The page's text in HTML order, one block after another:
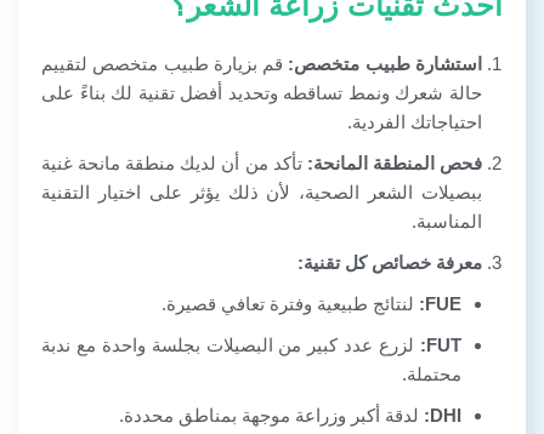
استشارة طبيب متخصص: قم بزيارة طبيب متخصص لتقييم
حالة شعرك ونمط تساقطه وتحديد أفضل تقنية لك بناءً على
احتياجاتك الفردية.
فحص المنطقة المانحة: تأكد من أن لديك منطقة مانحة غنية
ببصيلات الشعر الصحية، لأن ذلك يؤثر على اختيار التقنية
المناسبة.
معرفة خصائص كل تقنية:
FUE:
لنتائج طبيعية وفترة تعافي قصيرة.
FUT:
لزرع عدد كبير من البصيلات بجلسة واحدة مع ندبة
محتملة.
DHI:
لدقة أكبر وزراعة موجهة بمناطق محددة.